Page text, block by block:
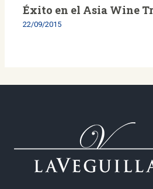
Éxito en el Asia Wine
22/09/2015